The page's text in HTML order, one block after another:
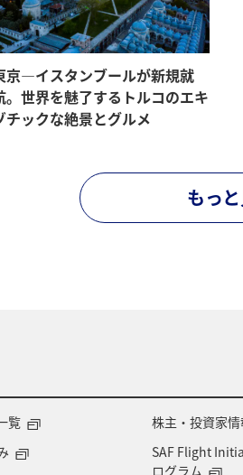
京―イスタンブールが新規就
。世界を魅了するトルコのエキ
チックな絶景とグルメ
もっ
覧
株主・投資家情
SAF Flight
ログラム